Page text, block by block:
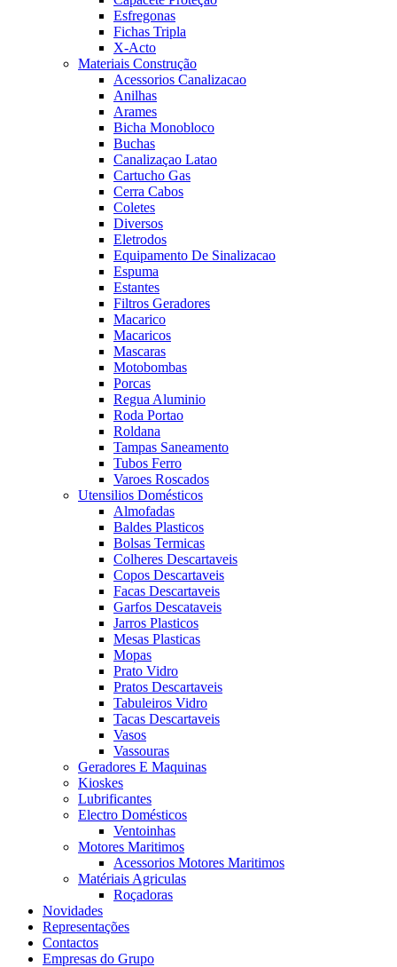
Esfregonas
Fichas Tripla
X-Acto
Materiais Construção
Acessorios Canalizacao
Anilhas
Arames
Bicha Monobloco
Buchas
Canalizaçao Latao
Cartucho Gas
Cerra Cabos
Coletes
Diversos
Eletrodos
Equipamento De Sinalizacao
Espuma
Estantes
Filtros Geradores
Macarico
Macaricos
Mascaras
Motobombas
Porcas
Regua Aluminio
Roda Portao
Roldana
Tampas Saneamento
Tubos Ferro
Varoes Roscados
Utensilios Domésticos
Almofadas
Baldes Plasticos
Bolsas Termicas
Colheres Descartaveis
Copos Descartaveis
Facas Descartaveis
Garfos Descataveis
Jarros Plasticos
Mesas Plasticas
Mopas
Prato Vidro
Pratos Descartaveis
Tabuleiros Vidro
Tacas Descartaveis
Vasos
Vassouras
Geradores E Maquinas
Kioskes
Lubrificantes
Electro Domésticos
Ventoinhas
Motores Maritimos
Acessorios Motores Maritimos
Matériais Agriculas
Roçadoras
Novidades
Representações
Contactos
Empresas do Grupo